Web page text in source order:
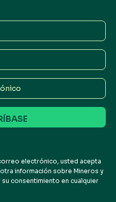
electrónico, usted acepta
información sobre Mineros y
consentimiento en cualquier